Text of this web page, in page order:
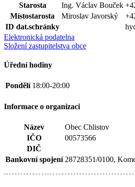
Starosta
Ing. Václav Bouček
Místostarosta
Miroslav Javorský
ID dat.schránky
Elektronická podatelna
Složení zastupitelstva obce
Úřední hodiny
Pondělí 18:00-20:00
Informace o organizaci
Název
Obec Chlistov
IČO
00573566
DIČ
Bankovní spojení 28728351/0100,